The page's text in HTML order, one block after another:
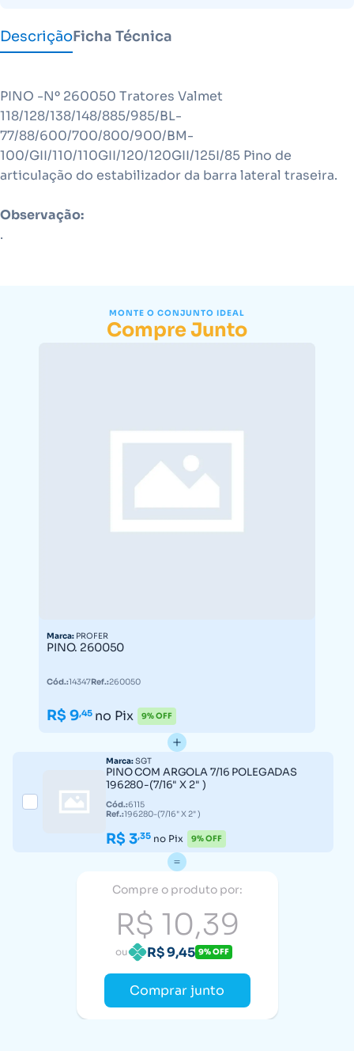
DescriçãoFicha Técnica
PINO -Nº 260050 Tratores Valmet
118/128/138/148/885/985/BL-
77/88/600/700/800/900/BM-
100/GII/110/110GII/120/120GII/125I/85 Pino de
articulação do estabilizador da barra lateral traseira.
Observação:
.
MONTE O CONJUNTO IDEAL
Compre Junto
Marca: PROFER
PINO. 260050
Cód.:14347Ref.:260050
R$ 9,45 no Pix 9% OFF
Marca:SGT
PINO COM ARGOLA 7/16 POLEGADAS
196280-(7/16" X 2" )
Cód.:6115
Ref.:196280-(7/16" X 2" )
R$ 3,35 no Pix 9% OFF
Compre o produto por:
R$ 10,39
ou R$ 9,45 9% OFF
Comprar junto